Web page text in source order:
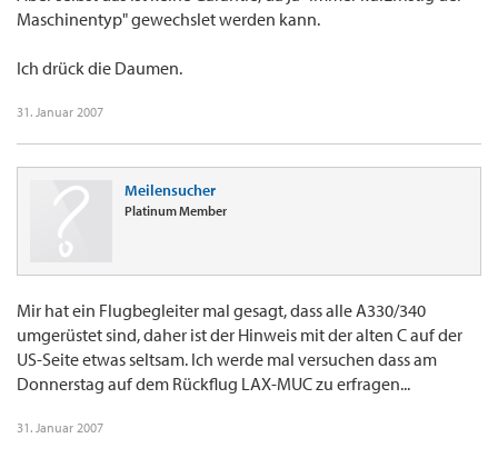
Maschinentyp" gewechslet werden kann.
Ich drück die Daumen.
31. Januar 2007
Meilensucher
Platinum Member
Mir hat ein Flugbegleiter mal gesagt, dass alle A330/340
umgerüstet sind, daher ist der Hinweis mit der alten C auf der
US-Seite etwas seltsam. Ich werde mal versuchen dass am
Donnerstag auf dem Rückflug LAX-MUC zu erfragen...
31. Januar 2007